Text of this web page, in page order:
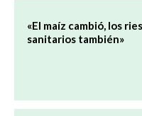
«El maíz cambió, los
sanitarios también»